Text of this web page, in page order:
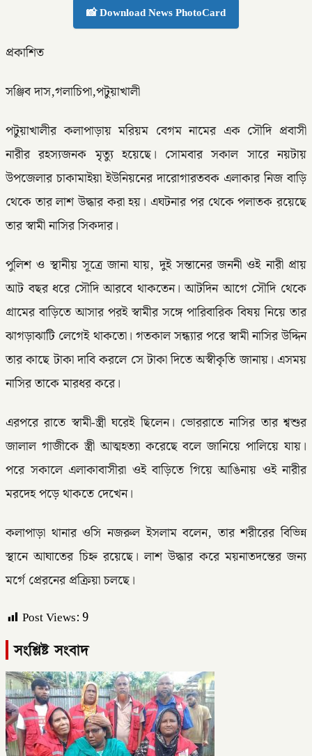
📸 Download News PhotoCard
প্রকাশিত
সঞ্জিব দাস,গলাচিপা,পটুয়াখালী
পটুয়াখালীর কলাপাড়ায় মরিয়ম বেগম নামের এক সৌদি প্রবাসী
নারীর রহস্যজনক মৃত্যু হয়েছে। সোমবার সকাল সারে নয়টায়
উপজেলার চাকামাইয়া ইউনিয়নের দারোগারতবক এলাকার নিজ বাড়ি
থেকে তার লাশ উদ্ধার করা হয়। এঘটনার পর থেকে পলাতক রয়েছে
তার স্বামী নাসির সিকদার।
পুলিশ ও স্থানীয় সূত্রে জানা যায়, দুই সন্তানের জননী ওই নারী প্রায়
আট বছর ধরে সৌদি আরবে থাকতেন। আটদিন আগে সৌদি থেকে
গ্রামের বাড়িতে আসার পরই স্বামীর সঙ্গে পারিবারিক বিষয় নিয়ে তার
ঝাগড়াঝাটি লেগেই থাকতো। গতকাল সন্ধ্যার পরে স্বামী নাসির উদ্দিন
তার কাছে টাকা দাবি করলে সে টাকা দিতে অস্বীকৃতি জানায়। এসময়
নাসির তাকে মারধর করে।
এরপরে রাতে স্বামী-স্ত্রী ঘরেই ছিলেন। ভোররাতে নাসির তার শ্বশুর
জালাল গাজীকে স্ত্রী আত্মহত্যা করেছে বলে জানিয়ে পালিয়ে যায়।
পরে সকালে এলাকাবাসীরা ওই বাড়িতে গিয়ে আঙিনায় ওই নারীর
মরদেহ পড়ে থাকতে দেখেন।
কলাপাড়া থানার ওসি নজরুল ইসলাম বলেন, তার শরীরের বিভিন্ন
স্থানে আঘাতের চিহ্ন রয়েছে। লাশ উদ্ধার করে ময়নাতদন্তের জন্য
মর্গে প্রেরনের প্রক্রিয়া চলছে।
Post Views:9
সংশ্লিষ্ট সংবাদ